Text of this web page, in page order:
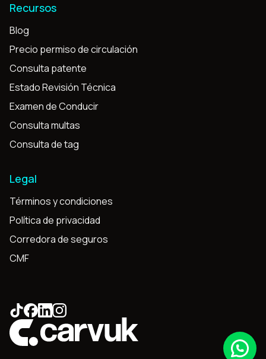
Recursos
Blog
Precio permiso de circulación
Consulta patente
Estado Revisión Técnica
Examen de Conducir
Consulta multas
Consulta de tag
Legal
Términos y condiciones
Política de privacidad
Corredora de seguros
CMF